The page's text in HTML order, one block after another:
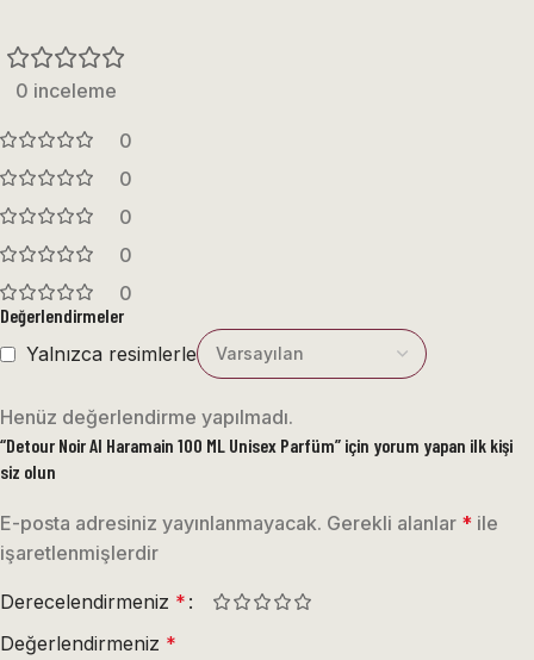
0 inceleme
0
0
0
0
0
Değerlendirmeler
Yalnızca resimlerle
Henüz değerlendirme yapılmadı.
“Detour Noir Al Haramain 100 ML Unisex Parfüm” için yorum yapan ilk kişi
siz olun
E-posta adresiniz yayınlanmayacak. Gerekli alanlar * ile
işaretlenmişlerdir
Derecelendirmeniz *
Değerlendirmeniz *